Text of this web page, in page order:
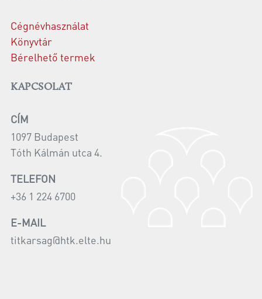
Cégnévhasználat
Könyvtár
Bérelhető termek
KAPCSOLAT
CÍM
1097 Budapest
Tóth Kálmán utca 4.
TELEFON
+36 1 224 6700
E-MAIL
titkarsag@htk.elte.hu